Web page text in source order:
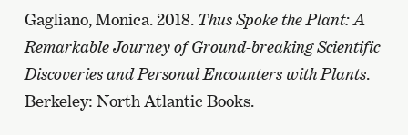
Gagliano, Monica. 2018. Thus Spoke the Plant: A
Remarkable Journey of Ground-breaking Scientific
Discoveries and Personal Encounters with Plants.
Berkeley: North Atlantic Books.